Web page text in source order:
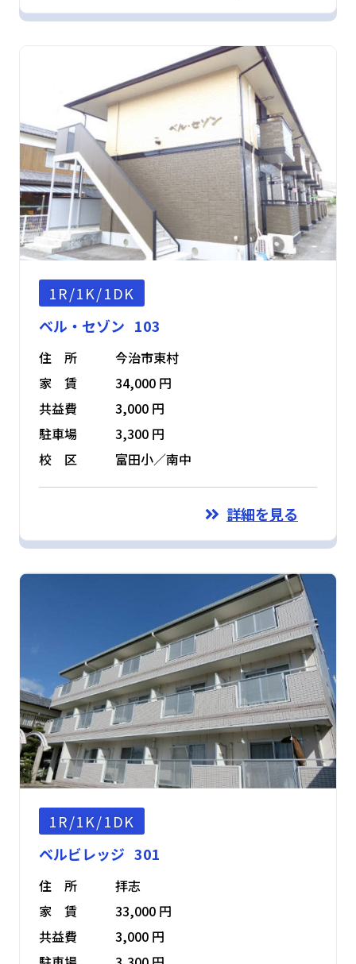
1R/1K/1DK
ベル・セゾン 103
住 所
今治市東村
家 賃
34,000 円
共益費
3,000 円
駐車場
3,300 円
校 区
富田小／南中
詳細を見る
1R/1K/1DK
ベルビレッジ 301
住 所
拝志
家 賃
33,000 円
共益費
3,000 円